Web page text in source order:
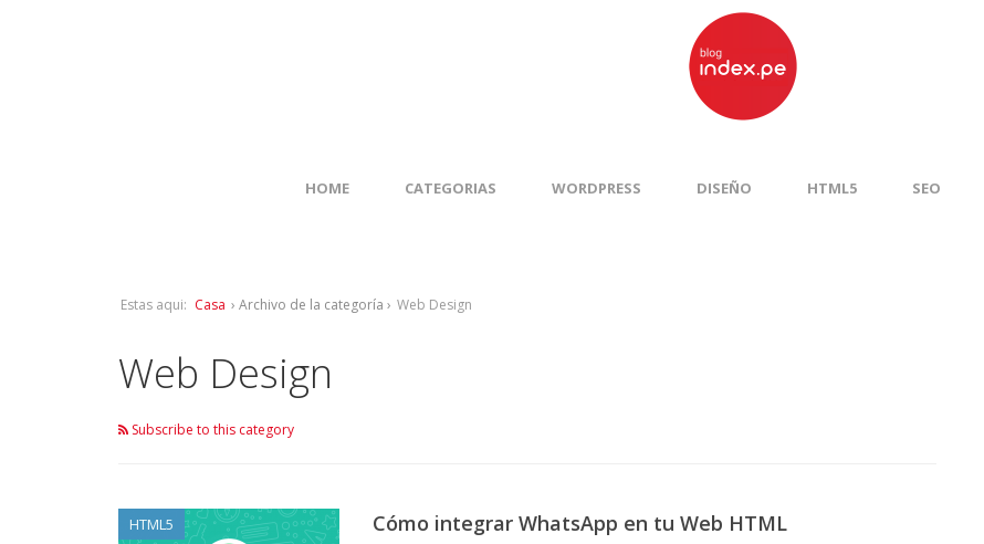
HOME CATEGORIAS WORDPRESS DISEÑO HTML5 SEO
Estas aqui: Casa › Archivo de la categoría › Web Design
Web Design
Subscribe to this category
HTML5 Cómo integrar WhatsApp en tu Web HTML